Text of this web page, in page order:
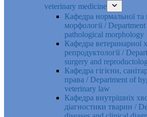
veterinary medicine
Кафедра нормальної та
морфології /
pathological morphology
Кафедра ветеринарної
репродуктології /
surgery and
Кафедра гігієни,
права / Department of
veterinary law
Кафедра внутрішніх
діагностики тварин /